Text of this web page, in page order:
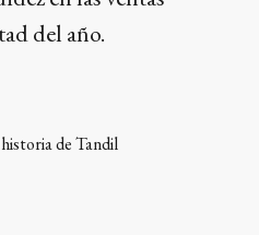
del año.
de Tandil